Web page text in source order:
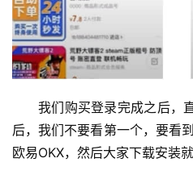
我们购买登录完成之后，
后，我们不要看第一个，要看
欧易OKX，然后大家下载安装就